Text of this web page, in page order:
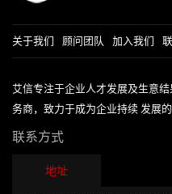
关于我们 顾问团队 加入我们
艾信专注于企业人才发展及生意
务商，致力于成为企业持续 发展的
联系方式
地址